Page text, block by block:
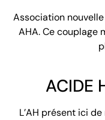
Association
AHA. Ce couplage
ACIDE
L’AH présent ici